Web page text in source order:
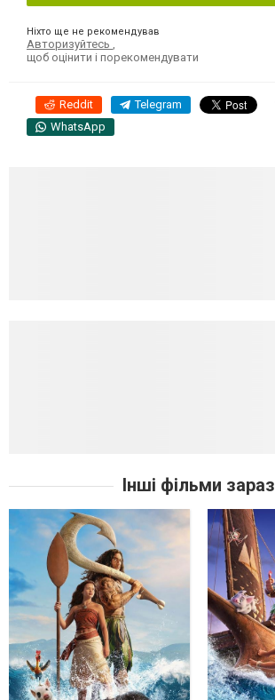
Ніхто ще не рекомендував
Авторизуйтесь
щоб оцінити і порекомендувати
Reddit Telegram
WhatsApp
Інші фільми зараз